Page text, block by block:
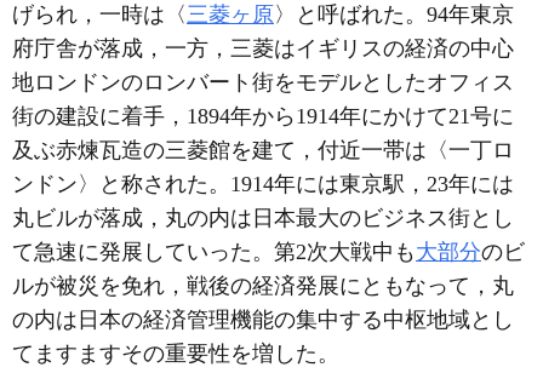
げられ，一時は〈三菱ヶ原 〉と呼ばれた。94年東京
府庁舎が落成，一方，三菱はイギリスの経済の中心
地ロンドンのロンバート街をモデルとしたオフィス
街の建設に着手，1894年から1914年にかけて21号に
及ぶ赤煉瓦造の三菱館を建て，付近一帯は〈一丁ロ
ンドン〉と称された。1914年には東京駅，23年には
丸ビルが落成，丸の内は日本最大のビジネス街とし
て急速に発展していった。第2次大戦中も 大部分のビ
ルが被災を免れ，戦後の経済発展にともなって，丸
の内は日本の経済管理機能の集中する中枢地域とし
てますますその重要性を増した。